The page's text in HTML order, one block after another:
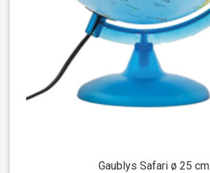
Gaublys Safari ø 25 cm